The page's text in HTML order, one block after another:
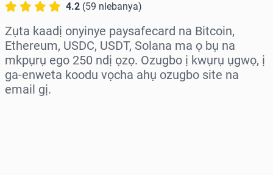
4.2 (59 nlebanya)
Zụta kaadị onyinye paysafecard na Bitcoin,
Ethereum, USDC, USDT, Solana ma ọ bụ na
mkpụrụ ego 250 ndị ọzọ. Ozugbo ị kwụrụ ụgwọ, ị
ga-enweta koodu vọcha ahụ ozugbo site na
email gị.